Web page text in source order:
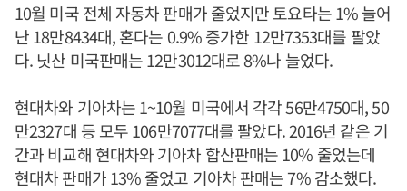
10월 미국 전체 자동차 판매가 줄었지만 토요타는 1% 늘어
난 18만8434대, 혼다는 0.9% 증가한 12만7353대를 팔았
다. 닛산 미국판매는 12만3012대로 8%나 늘었다.
현대차와 기아차는 1~10월 미국에서 각각 56만4750대, 50
만2327대 등 모두 106만7077대를 팔았다. 2016년 같은 기
간과 비교해 현대차와 기아차 합산판매는 10% 줄었는데
현대차 판매가 13% 줄었고 기아차 판매는 7% 감소했다.